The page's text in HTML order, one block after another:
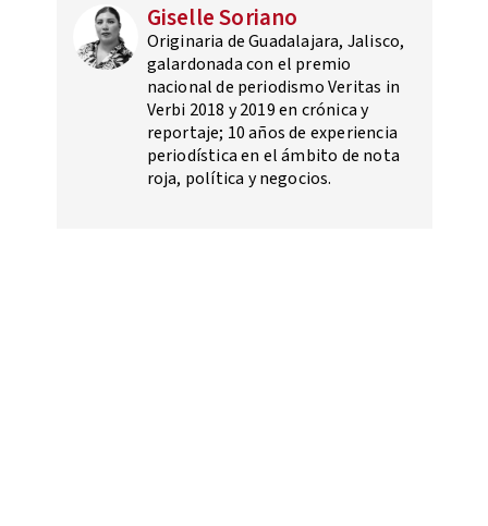
Giselle Soriano
Originaria de Guadalajara, Jalisco,
galardonada con el premio
nacional de periodismo Veritas in
Verbi 2018 y 2019 en crónica y
reportaje; 10 años de experiencia
periodística en el ámbito de nota
roja, política y negocios.